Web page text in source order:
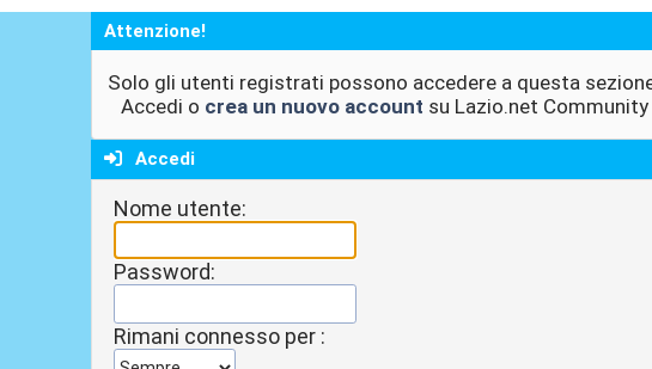
Attenzione!
Solo gli utenti registrati possono accedere a questa
Accedi o crea un nuovo account su Lazio.net Community
Accedi
Nome utente:
Password:
Rimani connesso per :